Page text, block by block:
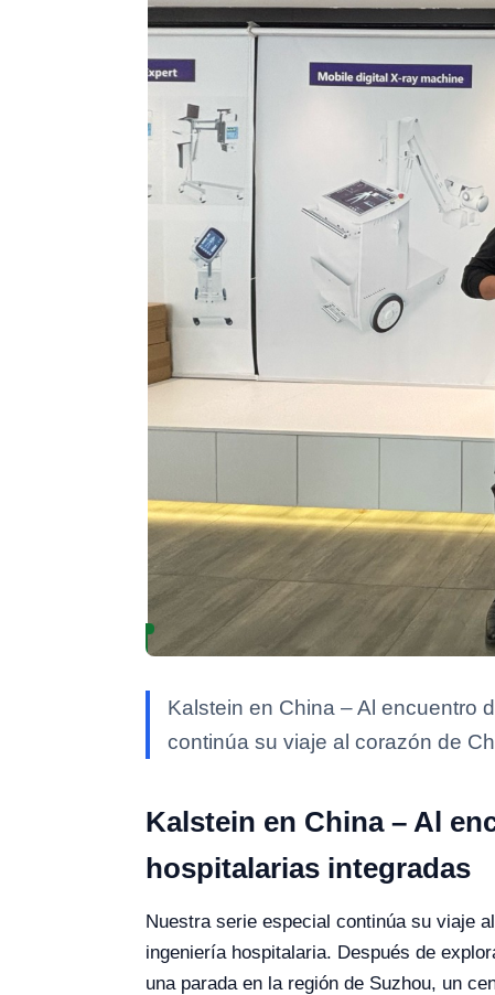
Kalstein en China – Al encuentro
continúa su viaje al corazón de
Kalstein en China – Al
hospitalarias integradas
Nuestra serie especial continúa su viaje
ingeniería hospitalaria. Después de
una parada en la región de Suzhou, un